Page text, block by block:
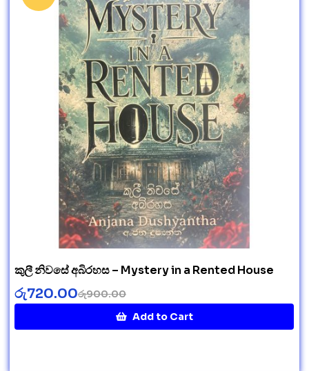
කුලී නිවසේ අබිරහස – Mystery in a Rented House
රු900.00
රු720.00
Add to Cart